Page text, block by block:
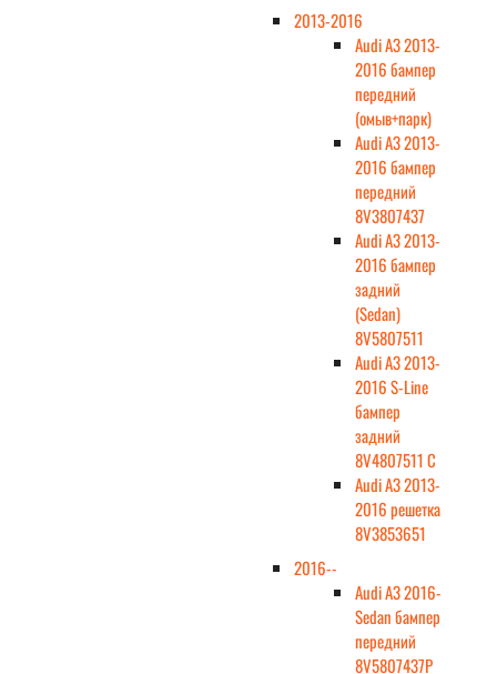
2013-2016
Audi A3 2013-
2016 бампер
передний
(омыв+парк)
Audi A3 2013-
2016 бампер
передний
8V3807437
Audi A3 2013-
2016 бампер
задний
(Sedan)
8V5807511
Audi A3 2013-
2016 S-Line
бампер
задний
8V4807511 C
Audi A3 2013-
2016 решетка
8V3853651
2016--
Audi A3 2016-
Sedan бампер
передний
8V5807437P